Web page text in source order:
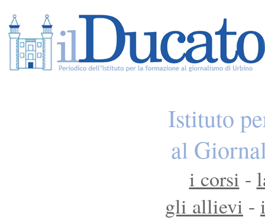
Istituto
al
i corsi -
gli allievi -